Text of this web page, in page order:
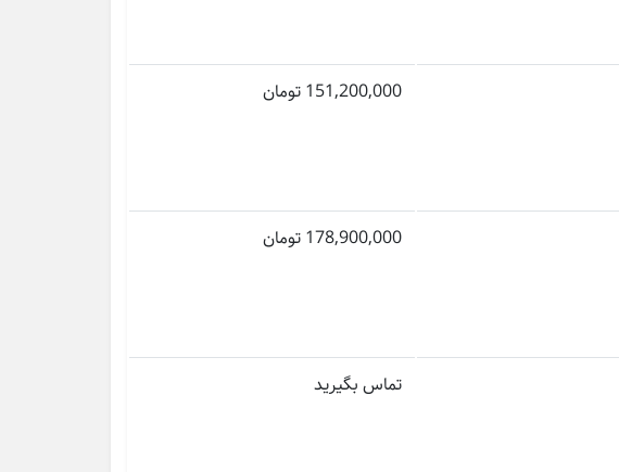
151,200,000 تومان
178,900,000 تومان
تماس بگیرید